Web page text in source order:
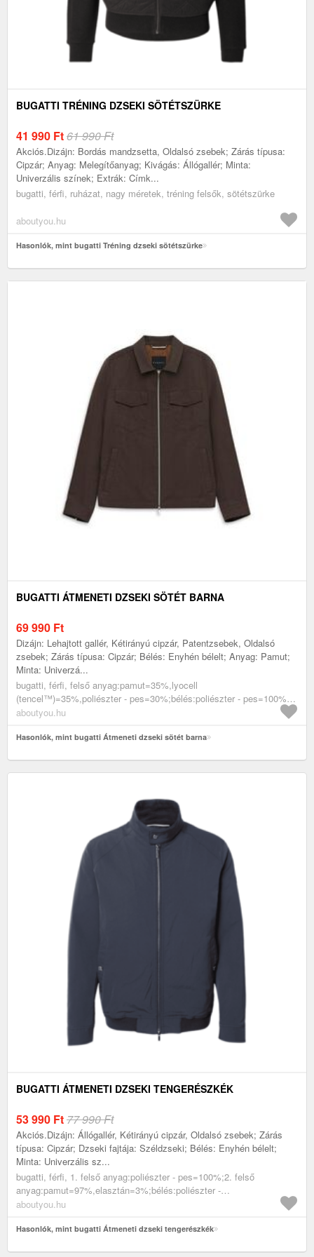
BUGATTI TRÉNING DZSEKI SÖTÉTSZÜRKE
41 990 Ft61 990 Ft
Akciós.Dizájn: Bordás mandzsetta, Oldalsó zsebek; Zárás típusa:
Cipzár; Anyag: Melegítőanyag; Kivágás: Állógallér; Minta:
Univerzális színek; Extrák: Címk...
bugatti, férfi, ruházat, nagy méretek, tréning felsők, sötétszürke
aboutyou.hu
Hasonlók, mint bugatti Tréning dzseki sötétszürke
BUGATTI ÁTMENETI DZSEKI SÖTÉT BARNA
69 990 Ft
Dizájn: Lehajtott gallér, Kétirányú cipzár, Patentzsebek, Oldalsó
zsebek; Zárás típusa: Cipzár; Bélés: Enyhén bélelt; Anyag: Pamut;
Minta: Univerzá...
bugatti, férfi, felső anyag:pamut=35%,lyocell
(tencel™)=35%,poliészter - pes=30%;bélés:poliészter - pes=100%,
ruházat, dzsekik, átmeneti dzsekik, sötét barna
aboutyou.hu
Hasonlók, mint bugatti Átmeneti dzseki sötét barna
BUGATTI ÁTMENETI DZSEKI TENGERÉSZKÉK
53 990 Ft77 990 Ft
Akciós.Dizájn: Állógallér, Kétirányú cipzár, Oldalsó zsebek; Zárás
típusa: Cipzár; Dzseki fajtája: Széldzseki; Bélés: Enyhén bélelt;
Minta: Univerzális sz...
bugatti, férfi, 1. felső anyag:poliészter - pes=100%;2. felső
anyag:pamut=97%,elasztán=3%;bélés:poliészter -
pes=100%;kivattázás:poliészter - pes=100%, akciók, dzsekik,
aboutyou.hu
Hasonlók, mint bugatti Átmeneti dzseki tengerészkék